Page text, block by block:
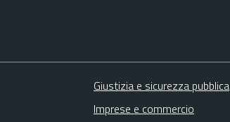
Giustizia e sicurezza pubblica
Imprese e commercio